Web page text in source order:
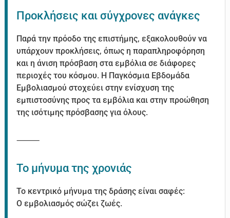
Προκλήσεις και σύγχρονες ανάγκες
Παρά την πρόοδο της επιστήμης, εξακολουθούν να
υπάρχουν προκλήσεις, όπως η παραπληροφόρηση
και η άνιση πρόσβαση στα εμβόλια σε διάφορες
περιοχές του κόσμου. Η Παγκόσμια Εβδομάδα
Εμβολιασμού στοχεύει στην ενίσχυση της
εμπιστοσύνης προς τα εμβόλια και στην προώθηση
της ισότιμης πρόσβασης για όλους.
⸻
Το μήνυμα της χρονιάς
Το κεντρικό μήνυμα της δράσης είναι σαφές:
Ο εμβολιασμός σώζει ζωές.